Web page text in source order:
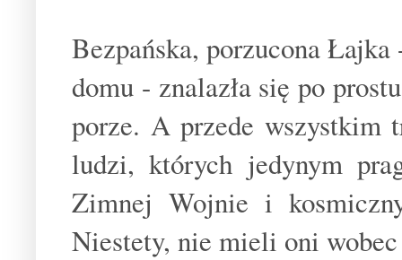
Bezpańska, porzucona
domu - znalazła się po
porze. A przede wszystkim
ludzi, których jedynym
Zimnej Wojnie i
Niestety, nie mieli oni